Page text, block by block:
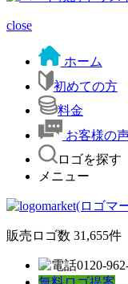
close
ホーム
初めての方
料金
お客様の
ロゴを探す
メニュー
販売ロゴ数 31,655件
0120-